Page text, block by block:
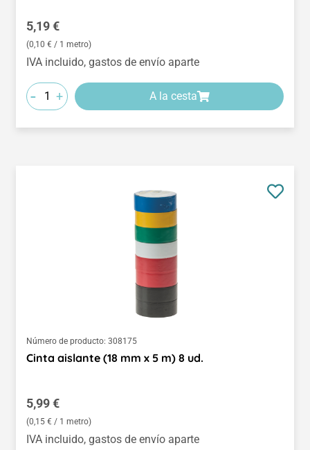
Precio normal:
5,19 €
(0,10 € / 1 metro)
IVA incluido, gastos de envío aparte
- + A la cesta
Número de producto: 308175
Cinta aislante (18 mm x 5 m) 8 ud.
Precio normal:
5,99 €
(0,15 € / 1 metro)
IVA incluido, gastos de envío aparte